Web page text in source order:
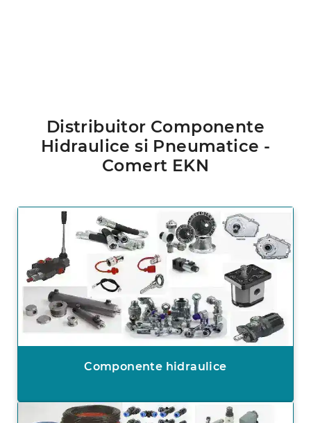
Distribuitor Componente
Hidraulice si Pneumatice -
Comert EKN
Componente hidraulice